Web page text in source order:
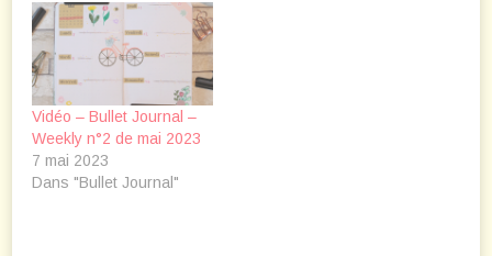
Vidéo – Bullet Journal –
Weekly n°2 de mai 2023
7 mai 2023
Dans "Bullet Journal"